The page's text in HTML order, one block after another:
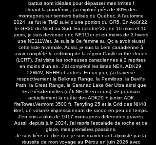
battus sont idéales pour dépasser mes limites !
Durant la pandémie, j'ai exploré près de 80% des
montagnes sur sentiers balisés du Québec. A l'automne
2024, se fut le TMB suivi d'une portion du GR5. En Août'22,
le GR20 du Nord au Sud. En octobre'22, en 10 mois et 10
jours, je suis devenue une NE111er et en moins de 3 hivers
une NE111Wer. Je suis la 8e femme au Qc a avoir réussi
cette liste hivernale. Aussi, je suis la 1ere canadienne à
avoir complété le redlining de la région Castle in the clouds
(LCRT). J'ai visité les rocheuses canadiennes à 2 reprises
en moins d'un an. J'ai complété les listes NEK, ADK29,
52WAV, NEHH et autres. En un jour, j'ai traversé
respectivement la Belknap Range, la Pemiloop, la Devil's
Path, la Great Range, le Saranac Lake 6er Ultra ainsi que
les Présidentielles (défi NEU8 en cours). Je poursuis
actuellement la quête des ADK29 + junior, ADK
fireTower,Vermont 3500 ft, Terryfing 25 et la Grid des NH48.
Bref, un volume impressionnant de rando en peu de temps.
J'en suis a plus de 1017 montagnes différentes gravies.
Aussi, depuis juin 2024, j'ai repris l'escalade de roche et de
glace, mes premières passions.
Je suis fière de dire que je suis maintenant alpiniste par la
réussite de mon voyage au Pérou en juin 2026 avec